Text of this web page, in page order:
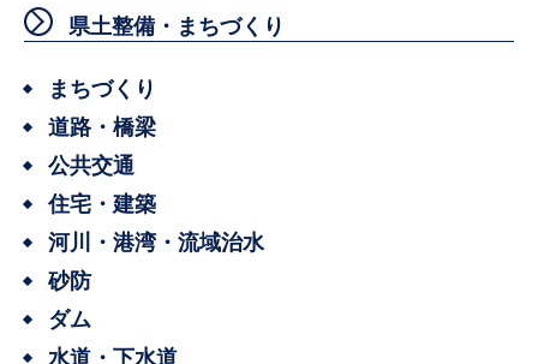
県土整備・まちづくり
まちづくり
道路・橋梁
公共交通
住宅・建築
河川・港湾・流域治水
砂防
ダム
水道・下水道